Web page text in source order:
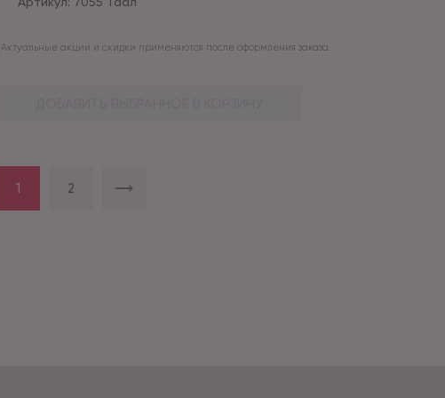
Актуальные акции и скидки применяются после оформления заказа.
1 2